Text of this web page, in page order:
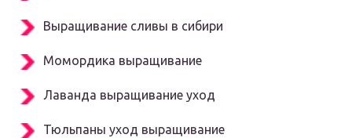
Выращивание сливы в сибири
Момордика выращивание
Лаванда выращивание уход
Тюльпаны уход выращивание